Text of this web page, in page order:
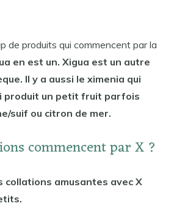
de produits qui commencent par la
en est un. Xigua est un autre
Il y a aussi le ximenia qui
produit un petit fruit parfois
suif ou citron de mer.
commencent par X ?
collations amusantes avec X